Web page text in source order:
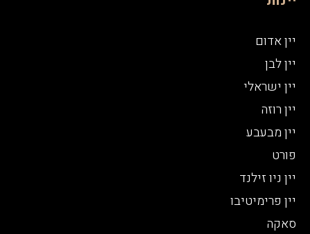
יין אדום
יין לבן
יין ישראלי
יין רוזה
יין מבעבע
פורט
יין ניו זילנד
יין פרימיטיבו
סאקה